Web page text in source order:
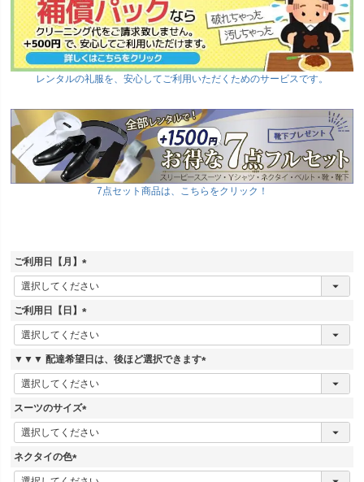
レンタルの礼服を、安心してご利用いただくためのサービスです。
7点セット商品は、こちらをクリック！
ご利用日【月】
(
必
須
)
ご利用日【日】
(
必
須
)
▼▼▼ 配達希望日は、後ほど選択できます
(
必
)
スーツのサイズ
(
必
)
ネクタイの色
(